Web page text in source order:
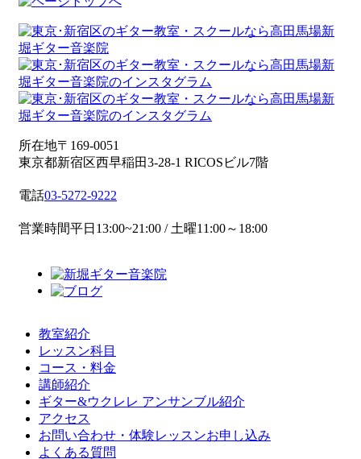
所在地〒169-0051
東京都新宿区西早稲田3-28-1 RICOSビル7階
電話03-5272-9222
営業時間平日13:00~21:00 / 土曜11:00～18:00
教室紹介
レッスン科目
コース・料金
講師紹介
ギター&ウクレレ アンサンブル紹介
アクセス
お問い合わせ・体験レッスンお申し込み
よくある質問